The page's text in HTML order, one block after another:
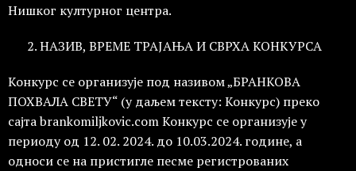
Нишког културног центра.
НАЗИВ, ВРЕМЕ ТРАЈАЊА И СВРХА КОНКУРСА
Конкурс се организује под називом „БРАНКОВА
ПОХВАЛА СВЕТУ“ (у даљем тексту: Конкурс) преко
сајта brankomiljkovic.com Конкурс се организује у
периоду од 12. 02. 2024. до 10.03.2024. године, а
односи се на пристигле песме регистрованих